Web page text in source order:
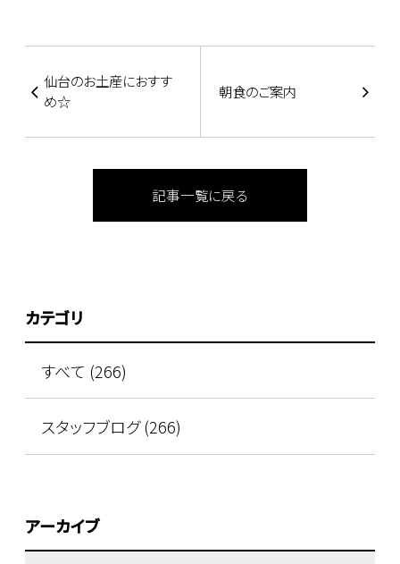
仙台のお土産におすす
め☆
朝食のご案内
記事一覧に戻る
カテゴリ
すべて (266)
スタッフブログ (266)
アーカイブ